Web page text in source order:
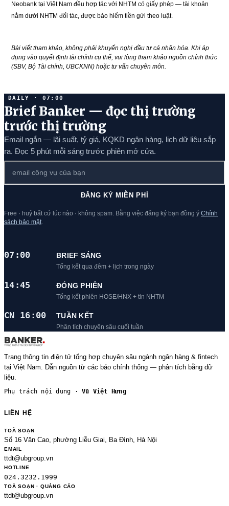
Neobank tại Việt Nam đều hợp tác với NHTM có giấy phép — tài khoản
nằm dưới NHTM đối tác, được bảo hiểm tiền gửi theo luật.
Bài viết tham khảo, không phải khuyến nghị đầu tư cá nhân hóa. Khi áp
dụng vào quyết định tài chính cụ thể, vui lòng tham khảo nguồn chính thức
(SBV, Bộ Tài chính, UBCKNN) hoặc tư vấn chuyên môn.
DAILY · 07:00
Brief Banker — đọc thị trường
trước thị trường
Email ngắn — lãi suất, tỷ giá, KQKD ngân hàng, lịch dữ liệu sắp
ra. Đọc 5 phút mỗi sáng trước phiên mở cửa.
ĐĂNG KÝ MIỄN PHÍ
Free · huỷ bất cứ lúc nào · không spam. Bằng việc đăng ký bạn đồng ý Chính
sách bảo mật
07:00 BRIEF SÁNG
Tổng kết qua đêm + lịch trong ngày
14:45 ĐÓNG PHIÊN
Tổng kết phiên HOSE/HNX + tin NHTM
CN 16:00 TUẦN KẾT
Phân tích chuyên sâu cuối tuần
Trang thông tin điện tử tổng hợp chuyên sâu ngành ngân hàng & fintech
tại Việt Nam. Dẫn nguồn từ các báo chính thống — phân tích bằng dữ
liệu.
Phụ trách nội dung ·Vũ Việt Hưng
LIÊN HỆ
TOÀ SOẠN
Số 16 Văn Cao, phường Liễu Giai, Ba Đình, Hà Nội
EMAIL
ttdt@ubgroup.vn
HOTLINE
024.3232.1999
TOÀ SOẠN · QUẢNG CÁO
ttdt@ubgroup.vn